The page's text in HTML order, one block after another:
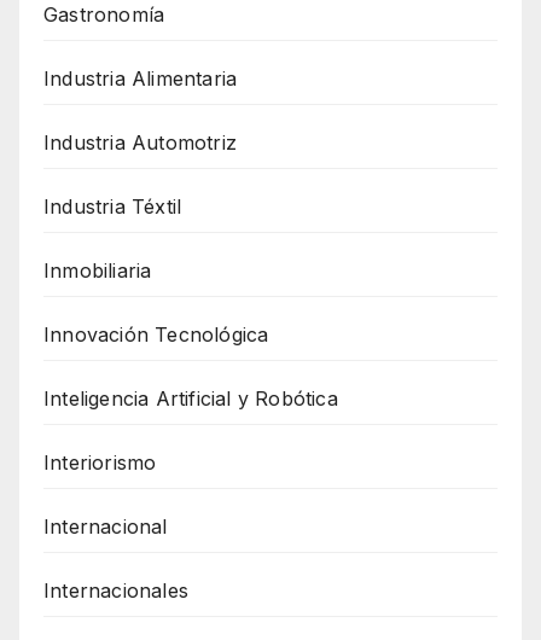
Gastronomía
Industria Alimentaria
Industria Automotriz
Industria Téxtil
Inmobiliaria
Innovación Tecnológica
Inteligencia Artificial y Robótica
Interiorismo
Internacional
Internacionales